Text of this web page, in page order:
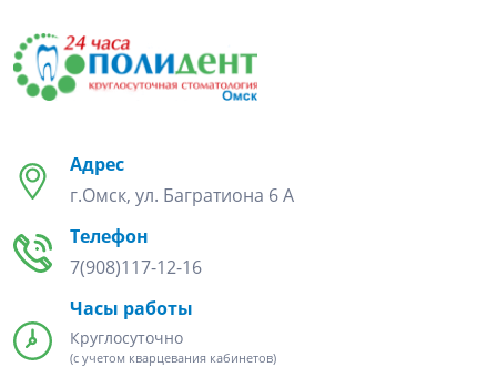
Адрес
г.Омск, ул. Багратиона 6 А
Телефон
7(908)117-12-16
Часы работы
Круглосуточно
(с учетом кварцевания кабинетов)